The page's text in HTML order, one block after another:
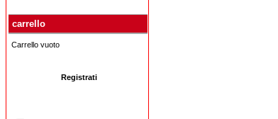
carrello
Carrello vuoto
Registrati